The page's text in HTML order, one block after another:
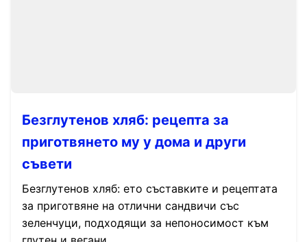
Безглутенов хляб: рецепта за
приготвянето му у дома и други
съвети
Безглутенов хляб: ето съставките и рецептата
за приготвяне на отлични сандвичи със
зеленчуци, подходящи за непоносимост към